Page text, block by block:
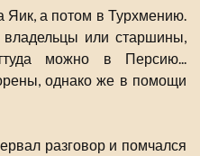
Яик, а потом в Турхмению.
или старшины,
можно в Персию...
однако же в помощи
разговор и помчался